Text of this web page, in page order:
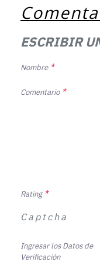
ESCRIBIR
Nombre
Comentario
Rating
Captcha
Ingresar los Datos de
Verificación